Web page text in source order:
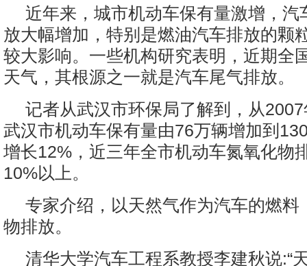
近年来，城市机动车保有量激增，汽
放大幅增加，特别是燃油汽车排放的颗
较大影响。一些机构研究表明，近期全
天气，其根源之一就是汽车尾气排放。
记者从武汉市环保局了解到，从
武汉市机动车保有量由76万辆增加到
增长12%，近三年全市机动车氮氧化物
10%以上。
专家介绍，以天然气作为汽车的燃料
物排放。
清华大学汽车工程系教授李建秋说:“